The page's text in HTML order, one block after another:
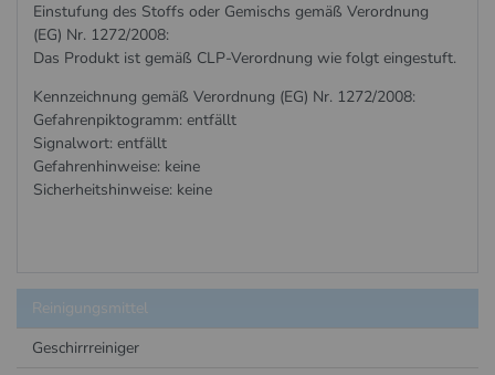
Einstufung des Stoffs oder Gemischs gemäß Verordnung
(EG) Nr. 1272/2008:
Das Produkt ist gemäß CLP-Verordnung wie folgt eingestuft.
Kennzeichnung gemäß Verordnung (EG) Nr. 1272/2008:
Gefahrenpiktogramm: entfällt
Signalwort: entfällt
Gefahrenhinweise: keine
Sicherheitshinweise: keine
Reinigungsmittel
Geschirrreiniger